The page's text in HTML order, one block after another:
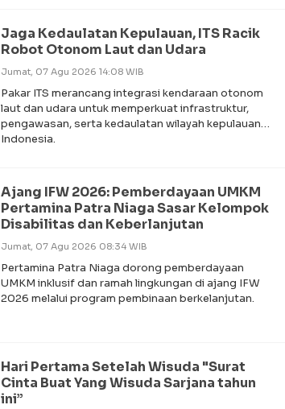
Jaga Kedaulatan Kepulauan, ITS Racik
Robot Otonom Laut dan Udara
Jumat, 07 Agu 2026 14:08 WIB
Pakar ITS merancang integrasi kendaraan otonom
laut dan udara untuk memperkuat infrastruktur,
pengawasan, serta kedaulatan wilayah kepulauan
Indonesia.
Ajang IFW 2026: Pemberdayaan UMKM
Pertamina Patra Niaga Sasar Kelompok
Disabilitas dan Keberlanjutan
Jumat, 07 Agu 2026 08:34 WIB
Pertamina Patra Niaga dorong pemberdayaan
UMKM inklusif dan ramah lingkungan di ajang IFW
2026 melalui program pembinaan berkelanjutan.
Hari Pertama Setelah Wisuda "Surat
Cinta Buat Yang Wisuda Sarjana tahun
ini”